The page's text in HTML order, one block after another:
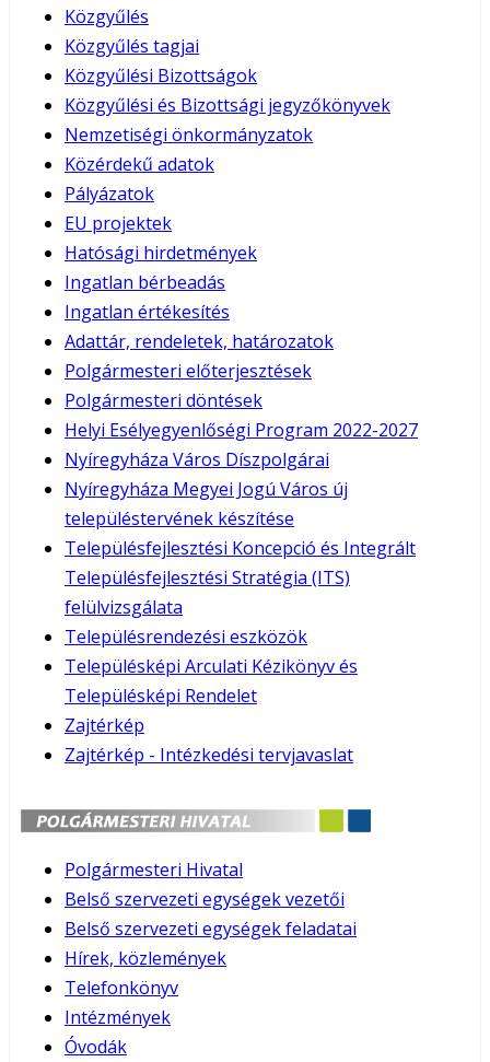
Közgyűlés
Közgyűlés tagjai
Közgyűlési Bizottságok
Közgyűlési és Bizottsági jegyzőkönyvek
Nemzetiségi önkormányzatok
Közérdekű adatok
Pályázatok
EU projektek
Hatósági hirdetmények
Ingatlan bérbeadás
Ingatlan értékesítés
Adattár, rendeletek, határozatok
Polgármesteri előterjesztések
Polgármesteri döntések
Helyi Esélyegyenlőségi Program 2022-2027
Nyíregyháza Város Díszpolgárai
Nyíregyháza Megyei Jogú Város új
településtervének készítése
Településfejlesztési Koncepció és Integrált
Településfejlesztési Stratégia (ITS)
felülvizsgálata
Településrendezési eszközök
Településképi Arculati Kézikönyv és
Településképi Rendelet
Zajtérkép
Zajtérkép - Intézkedési tervjavaslat
Polgármesteri Hivatal
Belső szervezeti egységek vezetői
Belső szervezeti egységek feladatai
Hírek, közlemények
Telefonkönyv
Intézmények
Óvodák